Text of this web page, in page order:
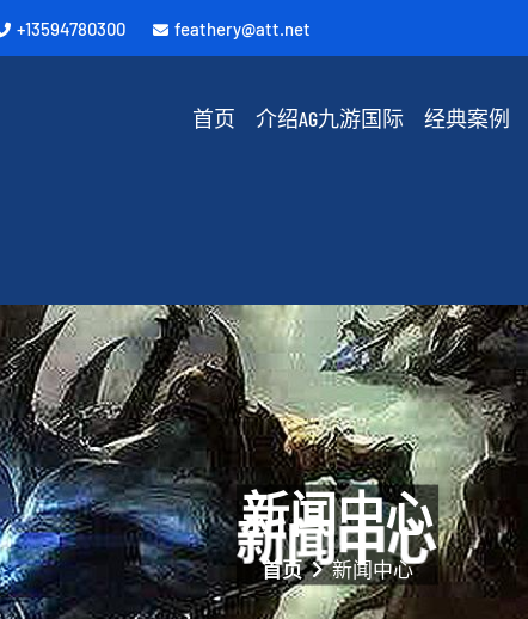
+13594780300 feathery@att.net
首页 介绍AG九游国际 经典案例
新闻中心
首页 新闻中心